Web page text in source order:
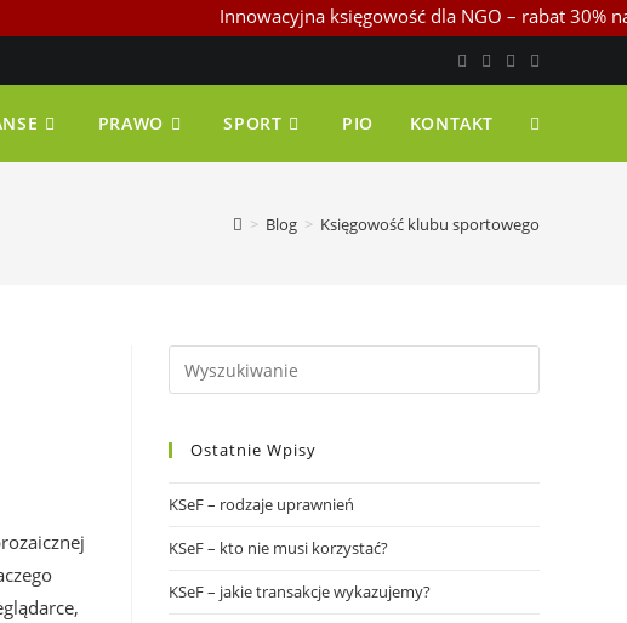
Innowacyjna księgowość dla NGO – rabat 30% na start
PRAWO SPORT PIO KONTAKT
> Blog > Księgowość klubu sportowego
Ostatnie Wpisy
KSeF – rodzaje uprawnień
KSeF – kto nie musi korzystać?
KSeF – jakie transakcje wykazujemy?